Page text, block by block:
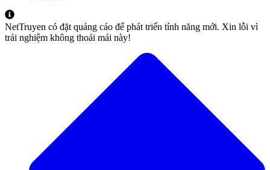
NetTruyen có đặt quảng cáo để phát triển tính năng mới. Xin lỗi vì
trải nghiệm không thoải mái này!